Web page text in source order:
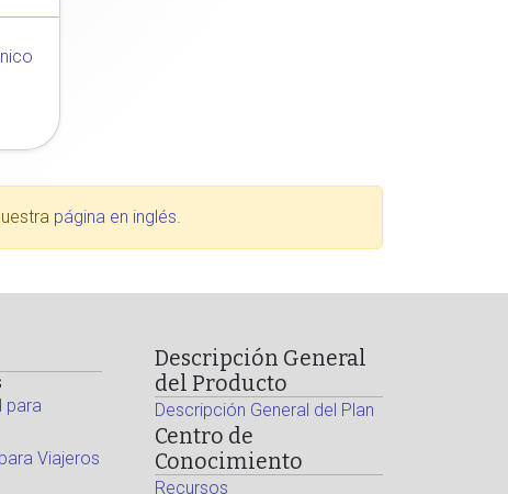
página en inglés.
para
Viajeros
Descripción General
del Producto
Descripción General del Plan
Centro de
Conocimiento
Recursos